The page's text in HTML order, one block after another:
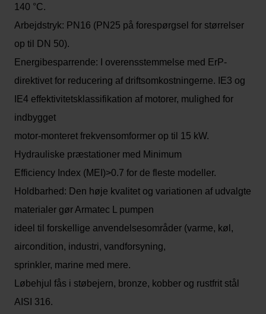
140 °C.
Arbejdstryk: PN16 (PN25 på forespørgsel for størrelser
op til DN 50).
Energibesparrende: I overensstemmelse med ErP-
direktivet for reducering af driftsomkostningerne. IE3 og
IE4 effektivitetsklassifikation af motorer, mulighed for
indbygget
motor-monteret frekvensomformer op til 15 kW.
Hydrauliske præstationer med Minimum
Efficiency Index (MEI)>0.7 for de fleste modeller.
Holdbarhed: Den høje kvalitet og variationen af udvalgte
materialer gør Armatec L pumpen
ideel til forskellige anvendelsesområder (varme, køl,
aircondition, industri, vandforsyning,
sprinkler, marine med mere.
Løbehjul fås i støbejern, bronze, kobber og rustfrit stål
AISI 316.